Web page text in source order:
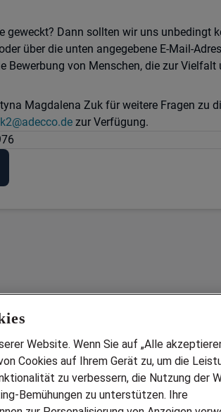
geweckt? Dann sollten wir uns unbedingt
über die unten angegebene E-Mail-
Bewerbung von Menschen, die zur Vielfalt
Magdalena Zuk für weitere Fragen zu
zur Verfügung.
Services
Website. Wenn Sie auf „Alle
Cookies auf Ihrem Gerät zu, um die
zu verbessern, die Nutzung der
Bemühungen zu unterstützen. Ihre